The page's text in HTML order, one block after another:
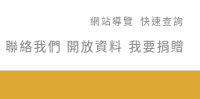
網站導覽 快速查詢
聯絡我們 開放資料 我要捐贈